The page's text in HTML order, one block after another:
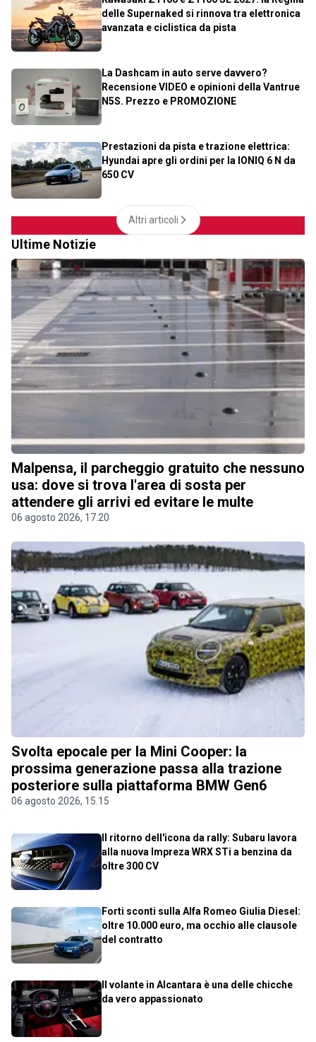
delle Supernaked si rinnova tra elettronica
avanzata e ciclistica da pista
La Dashcam in auto serve davvero?
Recensione VIDEO e opinioni della Vantrue
N5S. Prezzo e PROMOZIONE
Prestazioni da pista e trazione elettrica:
Hyundai apre gli ordini per la IONIQ 6 N da
650 CV
Altri articoli
Ultime Notizie
Malpensa, il parcheggio gratuito che nessuno
usa: dove si trova l'area di sosta per
attendere gli arrivi ed evitare le multe
06 agosto 2026, 17.20
Svolta epocale per la Mini Cooper: la
prossima generazione passa alla trazione
posteriore sulla piattaforma BMW Gen6
06 agosto 2026, 15.15
Il ritorno dell'icona da rally: Subaru lavora
alla nuova Impreza WRX STi a benzina da
oltre 300 CV
Forti sconti sulla Alfa Romeo Giulia Diesel:
oltre 10.000 euro, ma occhio alle clausole
del contratto
Il volante in Alcantara è una delle chicche
da vero appassionato